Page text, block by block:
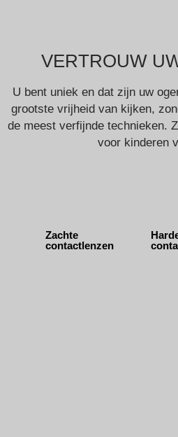
VERTROUW
U bent uniek en dat zijn uw
grootste vrijheid van kijken,
de meest verfijnde technieken.
voor kinderen
Zachte
contactlenzen